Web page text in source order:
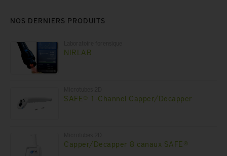
NOS DERNIERS PRODUITS
NIRLAB
SAFE® 1-Channel Capper/Decapper
Capper/Decapper 8 canaux SAFE®